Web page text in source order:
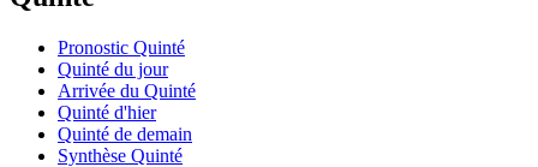
Pronostic Quinté
Quinté du jour
Arrivée du Quinté
Quinté d'hier
Quinté de demain
Synthèse Quinté